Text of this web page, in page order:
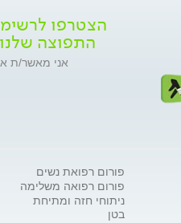
הצטרפו
התפוצה שלנו
אני מאשר/ת
פורום רפואת נשים
פורום רפואה משלימה
ניתוחי חזה ומתיחת
בטן